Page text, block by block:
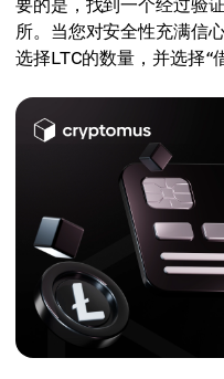
要的是，找到一个经过验
所。当您对安全性充满信
选择LTC的数量，并选择“